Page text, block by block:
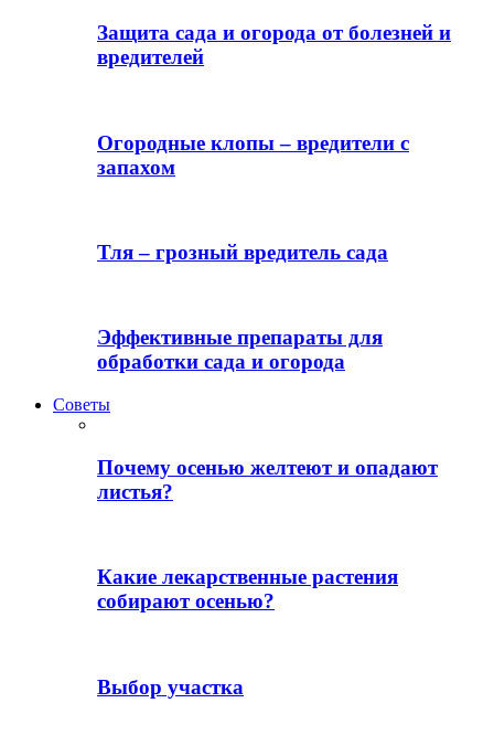
Защита сада и огорода от болезней и
вредителей
Огородные клопы – вредители с
запахом
Тля – грозный вредитель сада
Эффективные препараты для
обработки сада и огорода
Советы
Почему осенью желтеют и опадают
листья?
Какие лекарственные растения
собирают осенью?
Выбор участка